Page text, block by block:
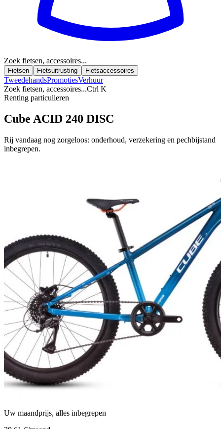
Zoek fietsen, accessoires...
Fietsen Fietsuitrusting Fietsaccessoires
TweedehandsPromotiesVerhuur
Zoek fietsen, accessoires...Ctrl K
Renting particulieren
Cube ACID 240 DISC
Rij vandaag nog zorgeloos: onderhoud, verzekering en pechbijstand
inbegrepen.
Uw maandprijs, alles inbegrepen